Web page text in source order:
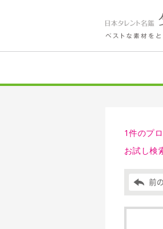
1件のプ
お試し検
前